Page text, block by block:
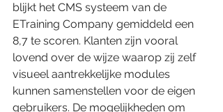
blijkt het CMS systeem van de
ETraining Company gemiddeld een
8,7 te scoren. Klanten zijn vooral
lovend over de wijze waarop zij zelf
visueel aantrekkelijke modules
kunnen samenstellen voor de eigen
gebruikers. De mogelijkheden om